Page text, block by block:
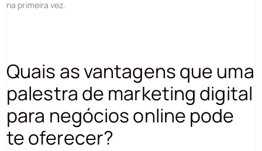
na primeira vez.
Quais as vantagens que uma
palestra de marketing digital
para negócios online pode
te oferecer?